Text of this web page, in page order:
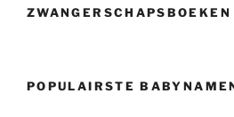
ZWANGERSCHAPSBOEKEN
POPULAIRSTE